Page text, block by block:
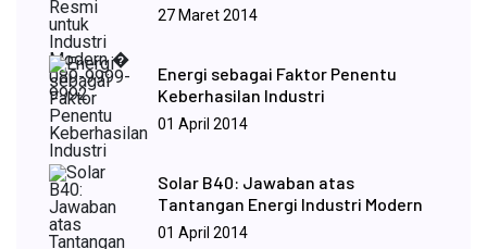
27 Maret 2014
Energi sebagai Faktor Penentu
Keberhasilan Industri
01 April 2014
Solar B40: Jawaban atas
Tantangan Energi Industri Modern
01 April 2014